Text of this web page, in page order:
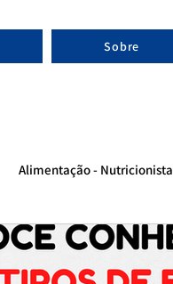
Sobre
Alimentação - Nutricionista
Nutricionista esportivo